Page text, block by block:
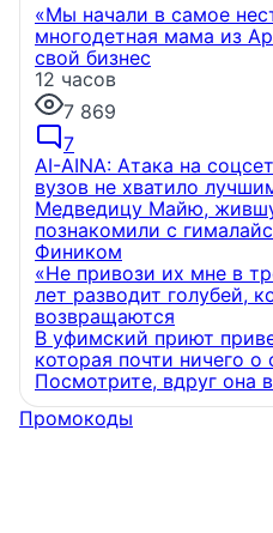
«Мы начали в самое
многодетная мама из
свой бизнес
12 часов
7 869
7
AI-AINA: Атака на
вузов не хватило
Медведицу Майю,
познакомили с
Фиником
«Не привози их мне в
лет разводит голубей,
возвращаются
В уфимский приют
которая почти ничего о
Посмотрите, вдруг она
Промокоды